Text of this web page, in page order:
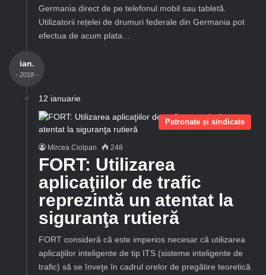
Germania direct de pe telefonul mobil sau tabletă.
Utilizatorii rețelei de drumuri federale din Germania pot
efectua de acum plata…
ian.
- 2018 -
12 ianuarie
Patronate și sindicate
Mircea Ciolpan 248
FORT: Utilizarea
aplicaţiilor de trafic
reprezintă un atentat la
siguranţa rutieră
FORT consideră că este imperios necesar că utilizarea
aplicaţiilor inteligente de tip ITS (sisteme inteligente de
trafic) să se înveţe în cadrul orelor de pregătire teoretică